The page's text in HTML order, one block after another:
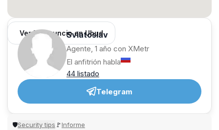
Ver 55 anuncio en Ubud
Sviatoslav
Agente, 1 año con XMetr
El anfitrión habla
44 listado
Telegram
🛡Security tips 🚩Informe